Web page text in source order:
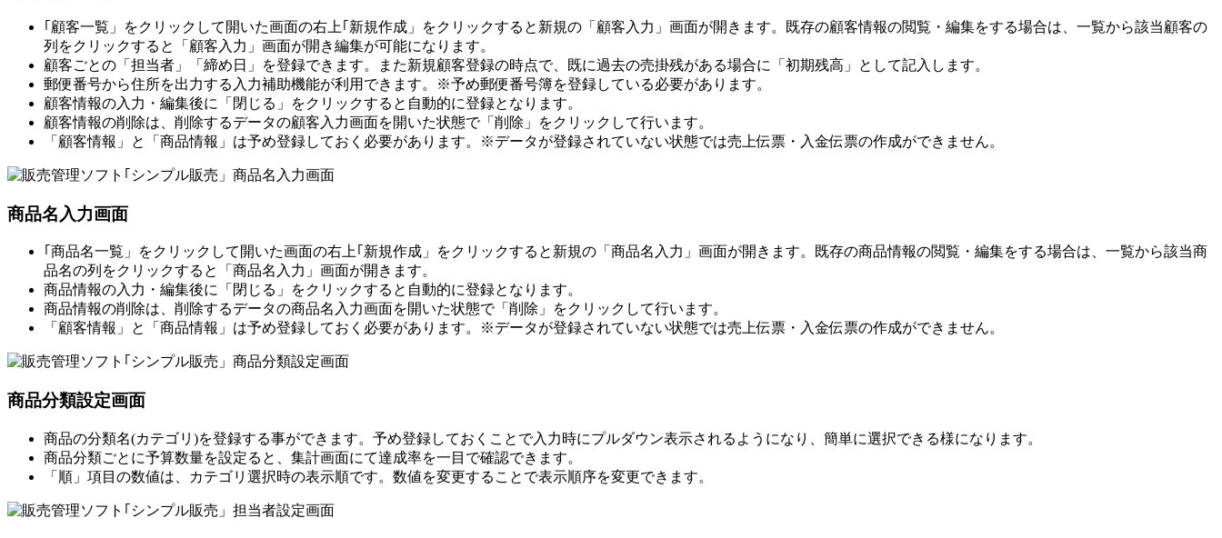
｢顧客一覧」をクリックして開いた画面の右上｢新規作成」をクリックすると新規の「顧客入力」画面が開きます。既存の顧客情報の閲覧・編集をする場合は、一覧から該当顧客の
列をクリックすると「顧客入力」画面が開き編集が可能になります。
顧客ごとの「担当者」「締め日」を登録できます。また新規顧客登録の時点で、既に過去の売掛残がある場合に「初期残高」として記入します。
郵便番号から住所を出力する入力補助機能が利用できます。※予め郵便番号簿を登録している必要があります。
顧客情報の入力・編集後に「閉じる」をクリックすると自動的に登録となります。
顧客情報の削除は、削除するデータの顧客入力画面を開いた状態で「削除」をクリックして行います。
「顧客情報」と「商品情報」は予め登録しておく必要があります。※データが登録されていない状態では売上伝票・入金伝票の作成ができません。
商品名入力画面
｢商品名一覧」をクリックして開いた画面の右上｢新規作成」をクリックすると新規の「商品名入力」画面が開きます。既存の商品情報の閲覧・編集をする場合は、一覧から該当商
品名の列をクリックすると「商品名入力」画面が開きます。
商品情報の入力・編集後に「閉じる」をクリックすると自動的に登録となります。
商品情報の削除は、削除するデータの商品名入力画面を開いた状態で「削除」をクリックして行います。
「顧客情報」と「商品情報」は予め登録しておく必要があります。※データが登録されていない状態では売上伝票・入金伝票の作成ができません。
商品分類設定画面
商品の分類名(カテゴリ)を登録する事ができます。予め登録しておくことで入力時にプルダウン表示されるようになり、簡単に選択できる様になります。
商品分類ごとに予算数量を設定ると、集計画面にて達成率を一目で確認できます。
「順」項目の数値は、カテゴリ選択時の表示順です。数値を変更することで表示順序を変更できます。